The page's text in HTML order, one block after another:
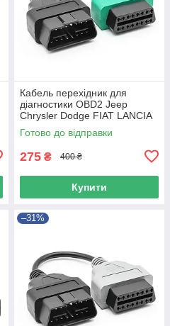
Кабель перехідник для
діагностики OBD2 Jeep
Chrysler Dodge FIAT LANCIA
Зелений 1 шт.
Готово до відправки
275 ₴ 400 ₴
Купити
–31%